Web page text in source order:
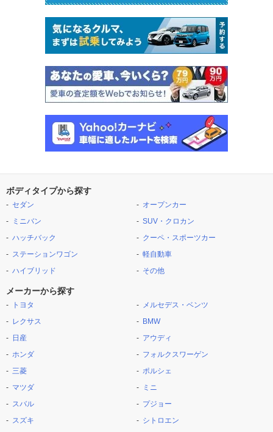
ボディタイプから探す
セダン
ミニバン
ハッチバック
ステーションワゴン
ハイブリッド
オープンカー
SUV・クロカン
クーペ・スポーツカー
軽自動車
その他
メーカーから探す
トヨタ
レクサス
日産
ホンダ
三菱
マツダ
スバル
スズキ
メルセデス・ベンツ
BMW
アウディ
フォルクスワーゲン
ポルシェ
ミニ
プジョー
シトロエン